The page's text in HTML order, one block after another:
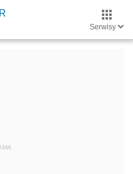
Serwisy